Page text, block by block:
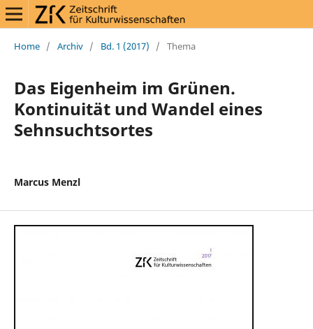
Home / Archiv / Bd. 1 (2017) / Thema
Das Eigenheim im Grünen.
Kontinuität und Wandel eines
Sehnsuchtsortes
Marcus Menzl